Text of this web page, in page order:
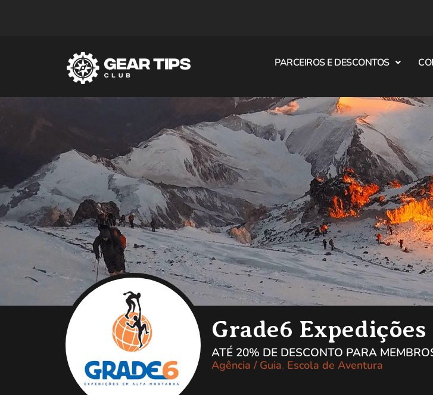
PARCEIROS E DESCONTOS
Grade6 Expedições
ATÉ 20% DE DESCONTO PARA
Agência / Guia, Escola de Aventura